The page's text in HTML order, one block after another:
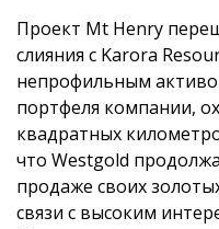
Проект Mt Henry
слияния с Karora
непрофильным
портфеля компании,
квадратных
что Westgold
продаже своих
связи с высоким